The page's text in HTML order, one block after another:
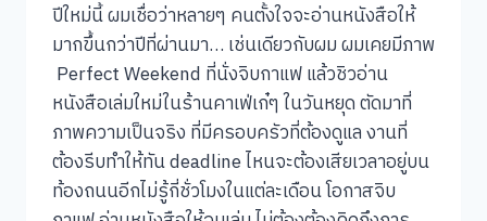
ปีใหม่นี้ ผมเชื่อว่าหลายๆ คนตั้งใจจะอ่านหนังสือให้
มากขึ้นกว่าปีที่ผ่านมา… เช่นเดียวกับผม ผมเคยมีภาพ
Perfect Weekend ที่นั่งจิบกาแฟ แล้วชิวอ่าน
หนังสือเล่มใหม่ในร้านคาเฟ่เก๋ๆ ในวันหยุด ตัดมาที่
ภาพความเป็นจริง ที่มีครอบครัวที่ต้องดูแล งานที่
ต้องรีบทำให้ทัน deadline ไหนจะต้องเสียเวลาอยู่บน
ท้องถนนอีกไม่รู้กี่ชั่วโมงในแต่ละเดือน โอกาสจิบ